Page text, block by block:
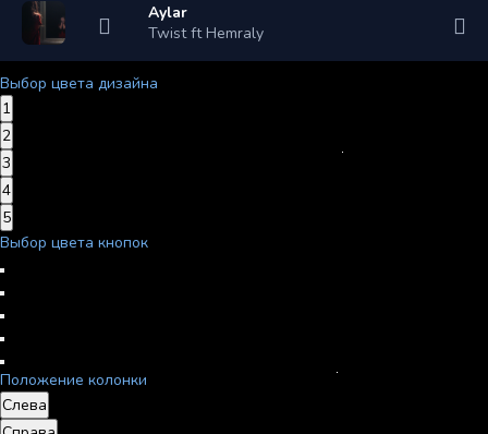
Aylar
Twist ft Hemraly
Выбор цвета дизайна
1
2
3
4
5
Выбор цвета кнопок
Положение колонки
Слева